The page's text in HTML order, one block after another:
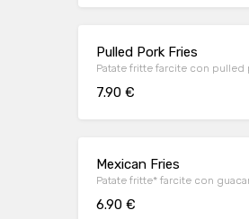
Pulled Pork Fries
Patate fritte farcite con pulled
7.90 €
Mexican Fries
Patate fritte* farcite con
6.90 €